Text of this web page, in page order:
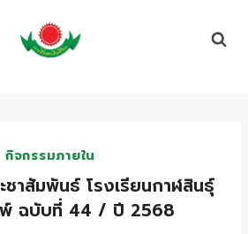
กิจกรรมภายใน
ชาสัมพันธ์ โรงเรียนกาฬสินธุ์
ฉบับที่ 44 / ปี 2568